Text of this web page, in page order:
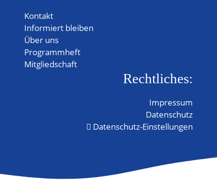
Kontakt
Informiert bleiben
Über uns
Programmheft
Mitgliedschaft
Rechtliches:
Impressum
Datenschutz
Datenschutz-Einstellungen